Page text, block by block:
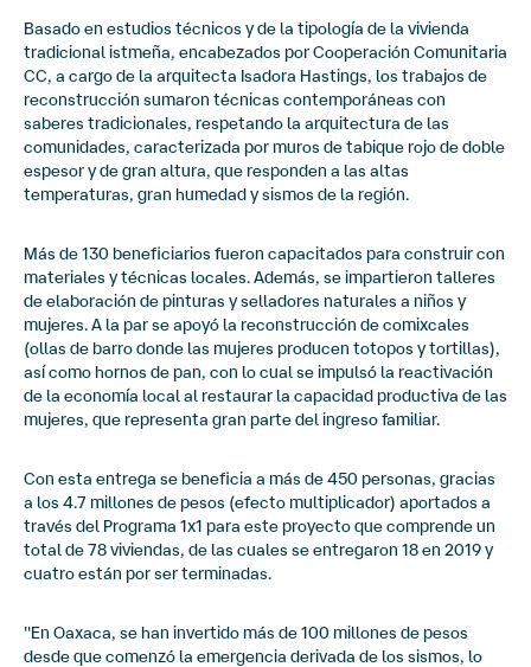
Basado en estudios técnicos y de la tipología de la vivienda
tradicional istmeña, encabezados por Cooperación Comunitaria
CC, a cargo de la arquitecta Isadora Hastings, los trabajos de
reconstrucción sumaron técnicas contemporáneas con
saberes tradicionales, respetando la arquitectura de las
comunidades, caracterizada por muros de tabique rojo de doble
espesor y de gran altura, que responden a las altas
temperaturas, gran humedad y sismos de la región.
Más de 130 beneficiarios fueron capacitados para construir con
materiales y técnicas locales. Además, se impartieron talleres
de elaboración de pinturas y selladores naturales a niños y
mujeres. A la par se apoyó la reconstrucción de comixcales
(ollas de barro donde las mujeres producen totopos y tortillas),
así como hornos de pan, con lo cual se impulsó la reactivación
de la economía local al restaurar la capacidad productiva de las
mujeres, que representa gran parte del ingreso familiar.
Con esta entrega se beneficia a más de 450 personas, gracias
a los 4.7 millones de pesos (efecto multiplicador) aportados a
través del Programa 1x1 para este proyecto que comprende un
total de 78 viviendas, de las cuales se entregaron 18 en 2019 y
cuatro están por ser terminadas.
''En Oaxaca, se han invertido más de 100 millones de pesos
desde que comenzó la emergencia derivada de los sismos, lo